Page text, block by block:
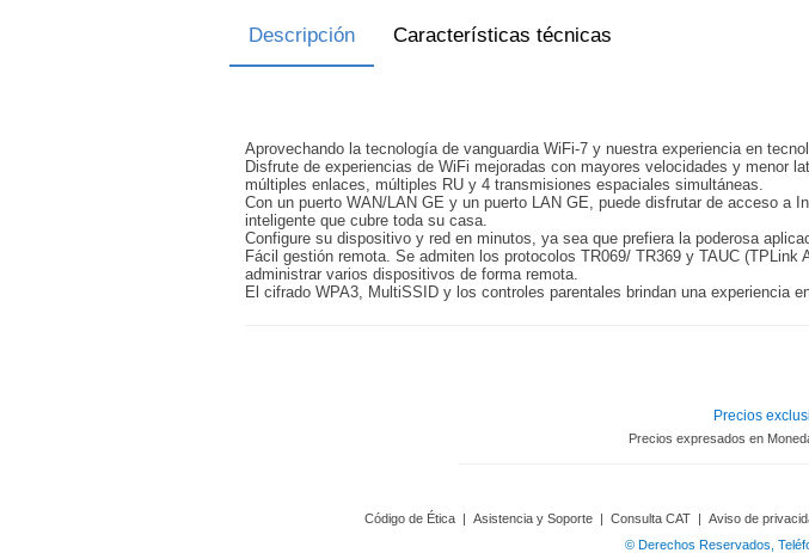
Descripción Características técnicas
Aprovechando la tecnología de vanguardia WiFi-7 y nuestra experiencia en
Disfrute de experiencias de WiFi mejoradas con mayores velocidades y menor
múltiples enlaces, múltiples RU y 4 transmisiones espaciales simultáneas.
Con un puerto WAN/LAN GE y un puerto LAN GE, puede disfrutar de acceso a
inteligente que cubre toda su casa.
Configure su dispositivo y red en minutos, ya sea que prefiera la poderosa
Fácil gestión remota. Se admiten los protocolos TR069/ TR369 y TAUC
administrar varios dispositivos de forma remota.
El cifrado WPA3, MultiSSID y los controles parentales brindan una experiencia
Precios
Precios expresados en
Código de Ética | Asistencia y Soporte | Consulta CAT | Aviso de
© Derechos Reservados,